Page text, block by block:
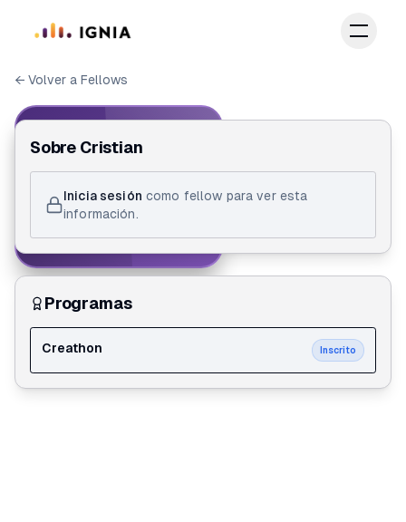
← Volver a Fellows
ID de Fellow
Cristian Guzman
Sobre Cristian
Inicia sesión como fellow para ver esta
información.
Programas
Creathon Inscrito